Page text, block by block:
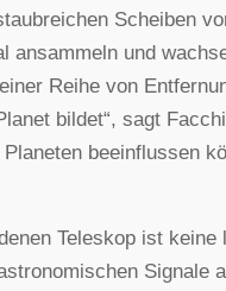
Scheiben
und
Reihe von
bildet“, sagt
beeinflussen
Teleskop ist
Signale